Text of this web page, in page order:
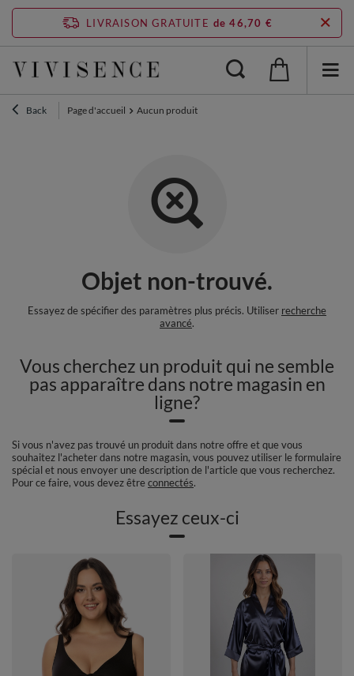
LIVRAISON GRATUITE de 46,70 €
Back Page d'accueil Aucun produit
Objet non-trouvé.
Essayez de spécifier des paramètres plus précis. Utiliser recherche
avancé.
Vous cherchez un produit qui ne semble
pas apparaître dans notre magasin en
ligne?
Si vous n'avez pas trouvé un produit dans notre offre et que vous
souhaitez l'acheter dans notre magasin, vous pouvez utiliser le formulaire
spécial et nous envoyer une description de l'article que vous recherchez.
Pour ce faire, vous devez êtreconnectés.
Essayez ceux-ci